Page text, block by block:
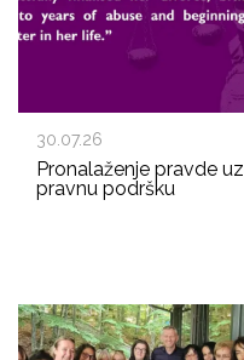
30.07.26
Pronalaženje pravde uz
pravnu podršku